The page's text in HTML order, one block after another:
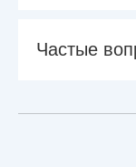
Частые